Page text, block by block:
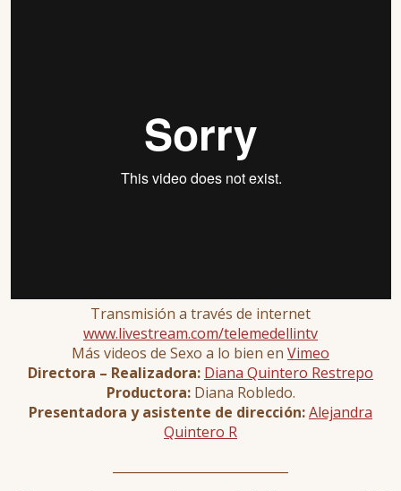
Transmisión a través de internet
www.livestream.com/telemedellintv
Más videos de Sexo a lo bien en Vimeo
Directora – Realizadora: Diana Quintero Restrepo
Productora:Diana Robledo.
Presentadora y asistente de dirección:Alejandra
Quintero R